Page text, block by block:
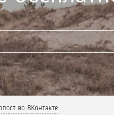
во ВКонтакте